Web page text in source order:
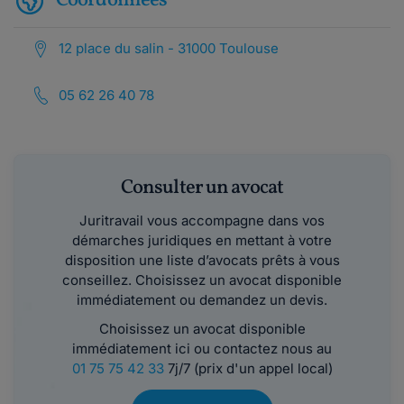
12 place du salin - 31000 Toulouse
05 62 26 40 78
Consulter un avocat
Juritravail vous accompagne dans vos
démarches juridiques en mettant à votre
disposition une liste d’avocats prêts à vous
conseillez. Choisissez un avocat disponible
immédiatement ou demandez un devis.
Choisissez un avocat disponible
immédiatement ici ou contactez nous au
01 75 75 42 337j/7 (prix d'un appel local)